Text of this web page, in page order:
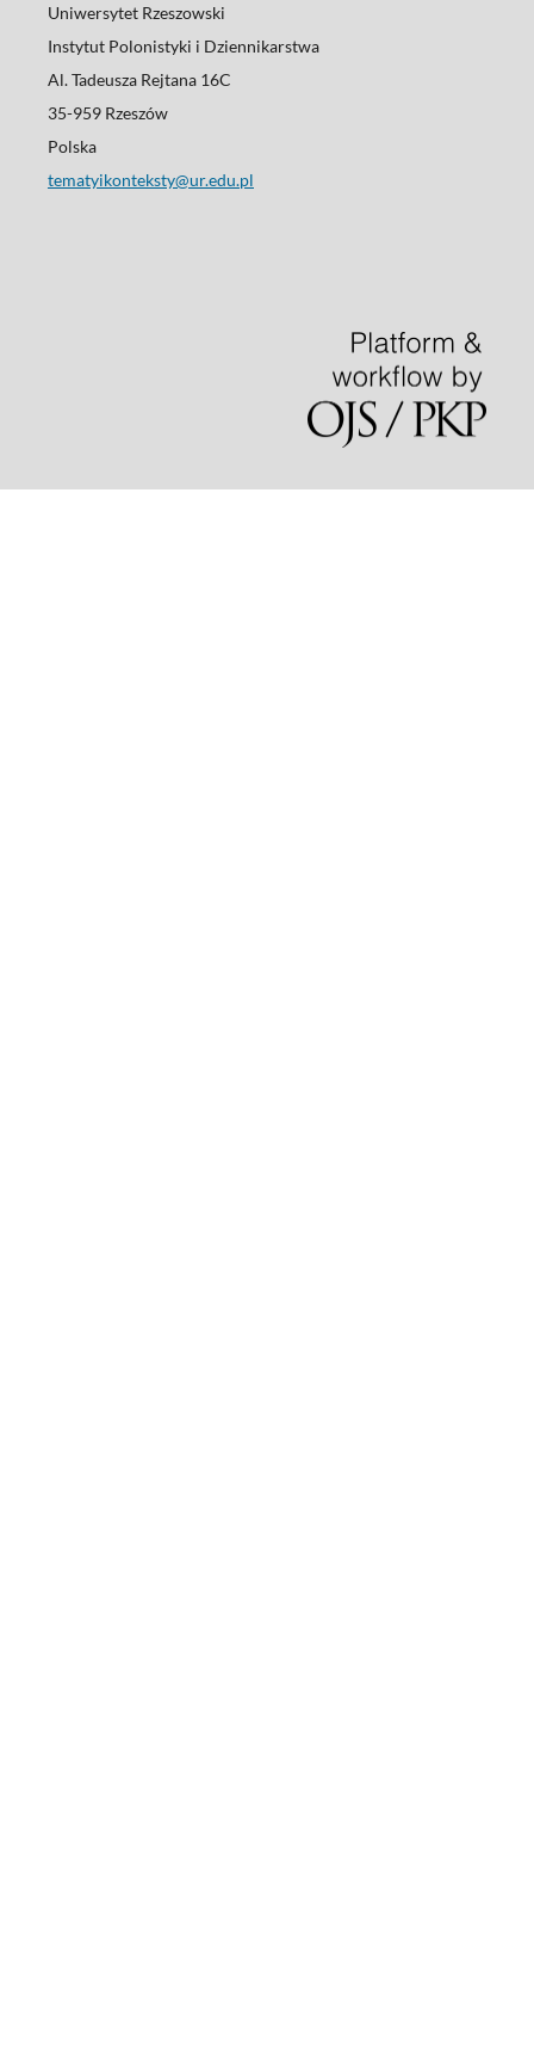
Uniwersytet Rzeszowski
Instytut Polonistyki i Dziennikarstwa
Al. Tadeusza Rejtana 16C
35-959 Rzeszów
Polska
tematyikonteksty@ur.edu.pl